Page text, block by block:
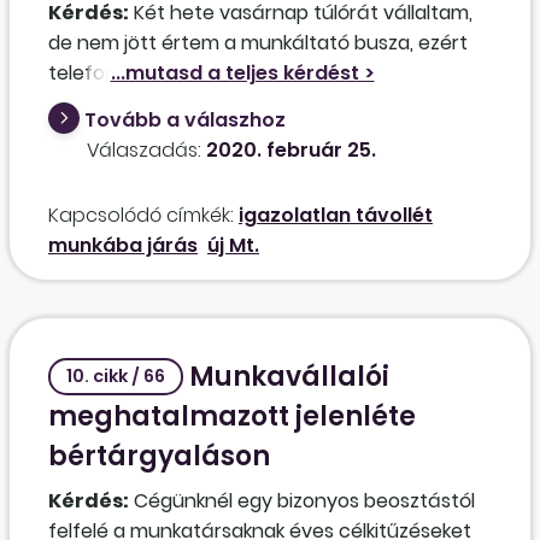
Kérdés: Két hete vasárnap túlórát vállaltam,
de nem jött értem a munkáltató busza, ezért
telefonon szóltam a csoportvezetőmnek, hogy
mi a helyzet. Most azzal álltak elém, hogy
igazolatlan hiányzást kapok azért, mert nem
mentem be, továbbáprémium elvonást. Mi a
Tovább a válaszhoz
Válaszadás: 2020. február 25.
Kapcsolódó címkék: igazolatlan távollét
munkába járás új Mt.
10. cikk / 66
Munkavállalói
meghatalmazott jelenléte
bértárgyaláson
Kérdés: Cégünknél egy bizonyos beosztástól
felfelé a munkatársaknak éves célkitűzéseket